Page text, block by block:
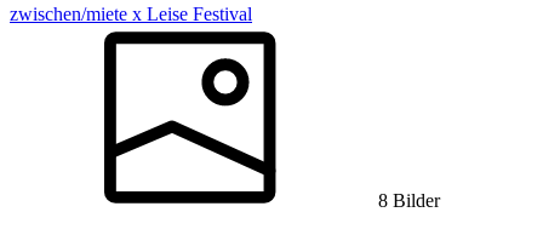
zwischen/miete x Leise Festival
8 Bilder